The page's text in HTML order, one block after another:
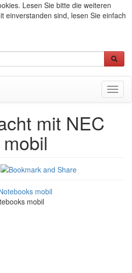
Lesen Sie bitte die weiteren
einverstanden sind, lesen Sie einfach
mit NEC
mobil